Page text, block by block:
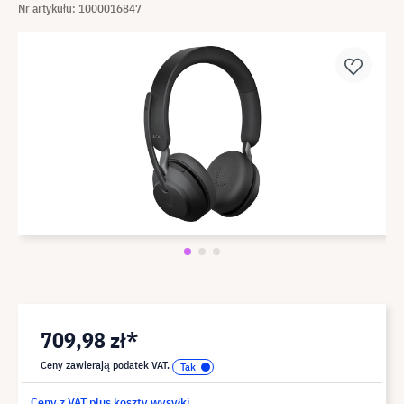
Nr artykułu: 1000016847
709,98 zł*
Ceny zawierają podatek VAT.